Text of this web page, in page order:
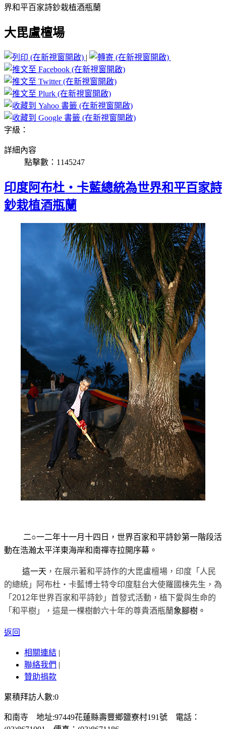
界和平百家詩鈔栽植酒瓶蘭
大毘盧檀場
|
字級：
詳細內容
點擊數：1145247
印度阿布杜‧卡藍總統為世界和平百家詩
鈔栽植酒瓶蘭
二○一二年十一月 十四 日，世界百家和平詩鈔第一階段活
動在浩瀚太平洋東海岸和南禪寺拉開序幕。
這一天 ，在展示著和平詩作的大毘盧檀場，印度「人民
的總統」阿布杜‧卡藍博士特令印度駐台大使羅國棟先生，為
「 2012年世界百家和平詩鈔」首發式活動，植下愛與生命的
「和平樹」，這是一棵樹齡六十年的尊貴酒瓶蘭象腳樹。
返回
相關連結 |
聯絡我們 |
贊助捐款
累積拜訪人數:0
和南寺 地址:97449花蓮縣壽豐鄉鹽寮村191號 電話：